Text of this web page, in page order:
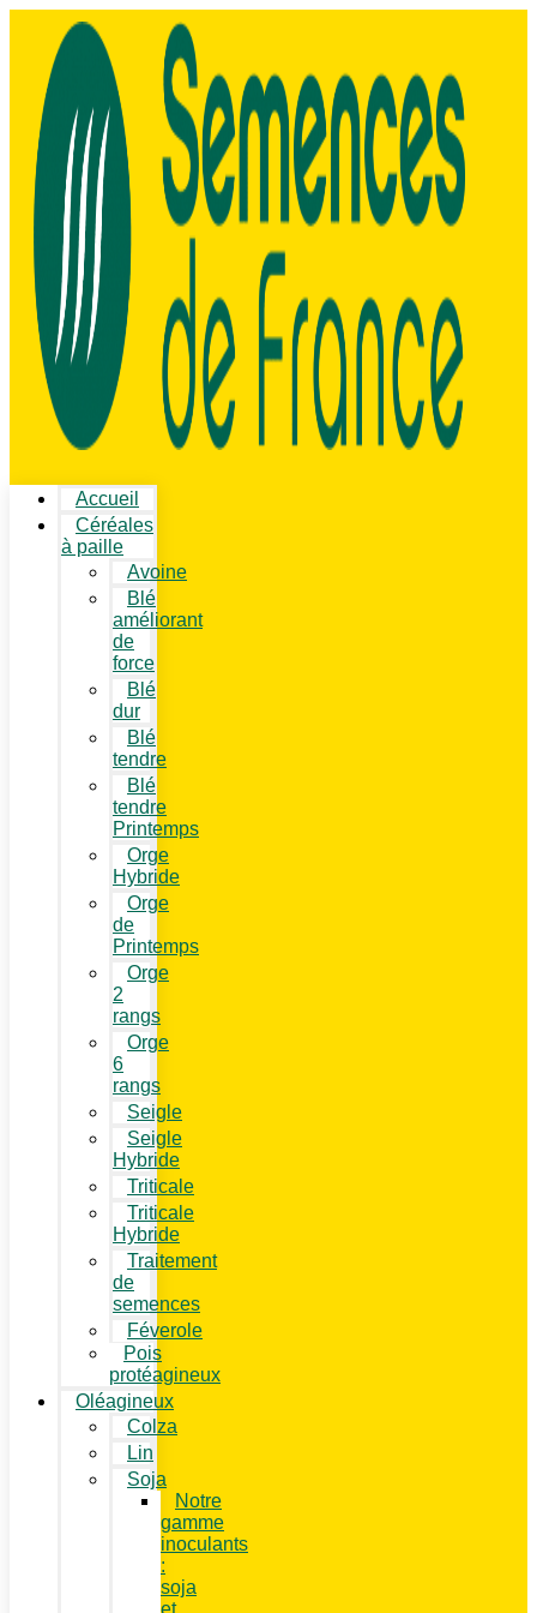
Accueil
Céréales
à paille
Avoine
Blé
améliorant
de
force
Blé
dur
Blé
tendre
Blé
tendre
Printemps
Orge
Hybride
Orge
de
Printemps
Orge
2
rangs
Orge
6
rangs
Seigle
Seigle
Hybride
Triticale
Triticale
Hybride
Traitement
de
semences
Féverole
Pois
protéagineux
Oléagineux
Colza
Lin
Soja
Notre
gamme
inoculants
:
soja
et